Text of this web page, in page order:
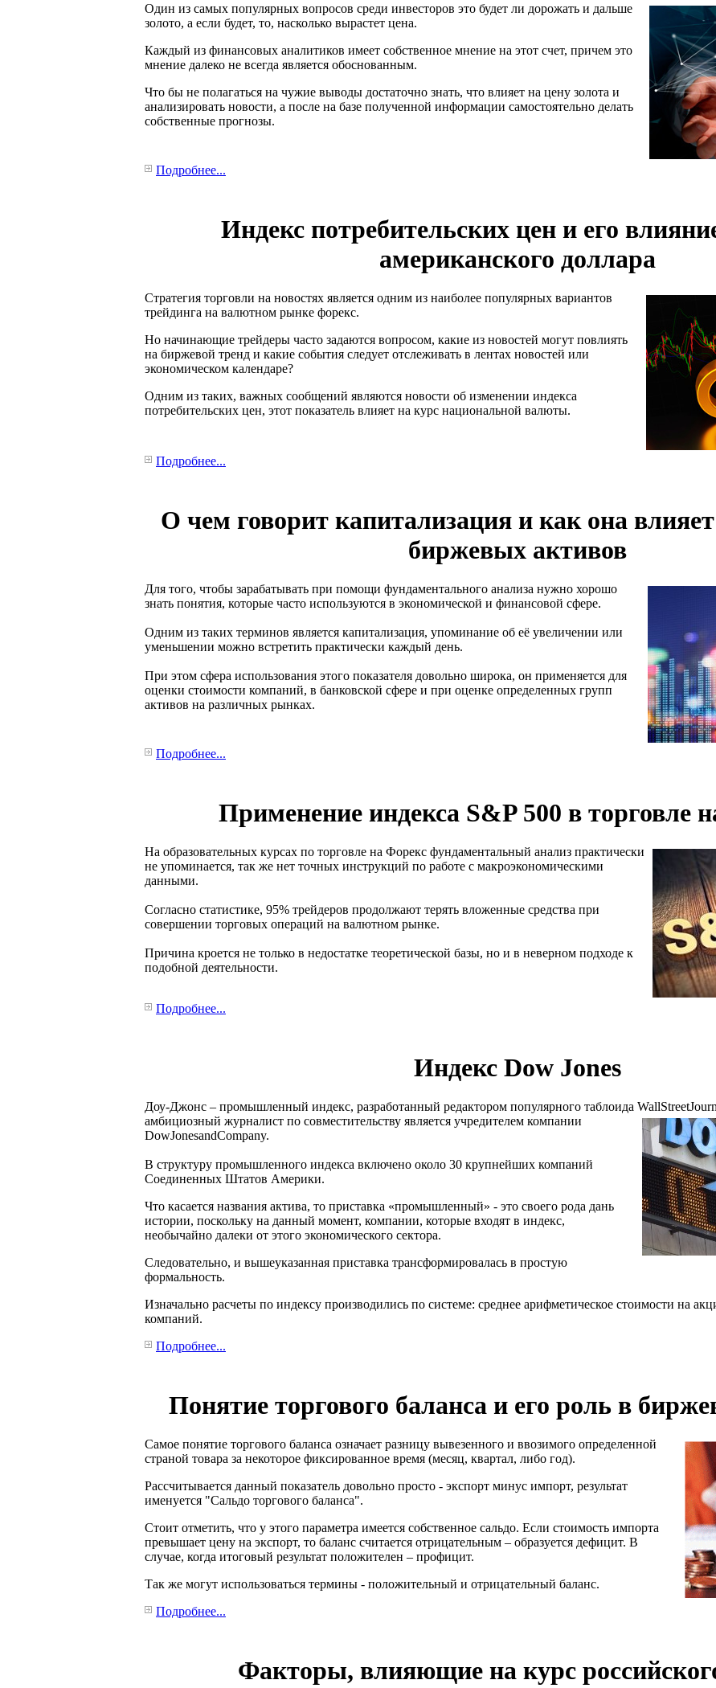
Один из самых популярных вопросов среди инвесторов это будет ли дорожать и дальше
золото, а если будет, то, насколько вырастет цена.
Каждый из финансовых аналитиков имеет собственное мнение на этот счет, причем это
мнение далеко не всегда является обоснованным.
Что бы не полагаться на чужие выводы достаточно знать, что влияет на цену золота и
анализировать новости, а после на базе полученной информации самостоятельно делать
собственные прогнозы.
Подробнее...
Индекс потребительских цен и его
американского доллара
Стратегия торговли на новостях является одним из наиболее популярных вариантов
трейдинга на валютном рынке форекс.
Но начинающие трейдеры часто задаются вопросом, какие из новостей могут повлиять
на биржевой тренд и какие события следует отслеживать в лентах новостей или
экономическом календаре?
Одним из таких, важных сообщений являются новости об изменении индекса
потребительских цен, этот показатель влияет на курс национальной валюты.
Подробнее...
О чем говорит капитализация и как она
биржевых активов
Для того, чтобы зарабатывать при помощи фундаментального анализа нужно хорошо
знать понятия, которые часто используются в экономической и финансовой сфере.
Одним из таких терминов является капитализация, упоминание об её увеличении или
уменьшении можно встретить практически каждый день.
При этом сфера использования этого показателя довольно широка, он применяется для
оценки стоимости компаний, в банковской сфере и при оценке определенных групп
активов на различных рынках.
Подробнее...
Применение индекса S&P 500 в торговле
На образовательных курсах по торговле на Форекс фундаментальный анализ практически
не упоминается, так же нет точных инструкций по работе с макроэкономическими
данными.
Согласно статистике, 95% трейдеров продолжают терять вложенные средства при
совершении торговых операций на валютном рынке.
Причина кроется не только в недостатке теоретической базы, но и в неверном подходе к
подобной деятельности.
Подробнее...
Индекс Dow Jones
Доу-Джонс – промышленный индекс, разработанный редактором популярного таблоида
амбициозный журналист по совместительству является учредителем компании
DowJonesandCompany.
В структуру промышленного индекса включено около 30 крупнейших компаний
Соединенных Штатов Америки.
Что касается названия актива, то приставка «промышленный» - это своего рода дань
истории, поскольку на данный момент, компании, которые входят в индекс,
необычайно далеки от этого экономического сектора.
Следовательно, и вышеуказанная приставка трансформировалась в простую
формальность.
Изначально расчеты по индексу производились по системе: среднее арифметическое стоимости на
компаний.
Подробнее...
Понятие торгового баланса и его роль в
Самое понятие торгового баланса означает разницу вывезенного и ввозимого определенной
страной товара за некоторое фиксированное время (месяц, квартал, либо год).
Рассчитывается данный показатель довольно просто - экспорт минус импорт, результат
именуется "Сальдо торгового баланса".
Стоит отметить, что у этого параметра имеется собственное сальдо. Если стоимость импорта
превышает цену на экспорт, то баланс считается отрицательным – образуется дефицит. В
случае, когда итоговый результат положителен – профицит.
Так же могут использоваться термины - положительный и отрицательный баланс.
Подробнее...
Факторы, влияющие на курс